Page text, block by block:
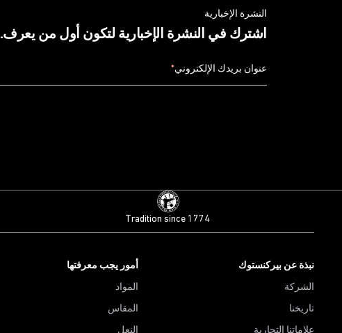
النشرة الإخبارية
اشترك في النشرة الإخبارية لتكون أول من يعرف.
عنوان بريدك الإلكتروني*
Tradition since 1774
نبذة عن بيركنستوك
الشركة
تاريخنا
علاماتنا التجارية
أمور يجب معرفتها
المواد
المقاس
النعل